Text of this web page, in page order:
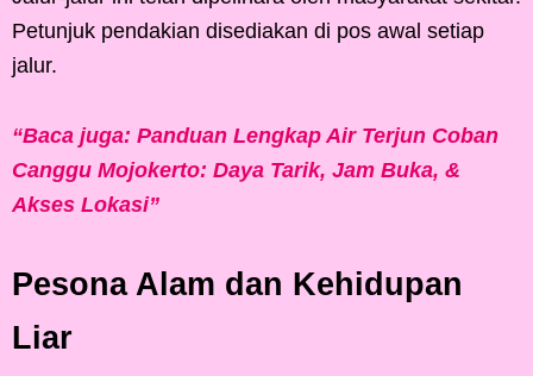
Petunjuk pendakian disediakan di pos awal setiap
jalur.
“Baca juga: Panduan Lengkap Air Terjun Coban
Canggu Mojokerto: Daya Tarik, Jam Buka, &
Akses Lokasi”
Pesona Alam dan Kehidupan
Liar